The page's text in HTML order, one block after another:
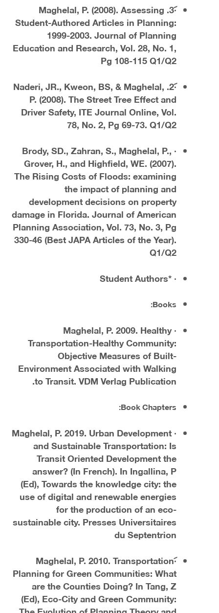
· 3. Maghelal, P. (2008). Assessing
Student-Authored Articles in Planning:
1999-2003. Journal of Planning
Education and Research, Vol. 28, No. 1,
Pg 108-115 Q1/Q2
· 2. Naderi, JR., Kweon, BS, & Maghelal,
P. (2008). The Street Tree Effect and
Driver Safety, ITE Journal Online, Vol.
78, No. 2, Pg 69-73. Q1/Q2
· Brody, SD., Zahran, S., Maghelal, P.,
Grover, H., and Highfield, WE. (2007).
The Rising Costs of Floods: examining
the impact of planning and
development decisions on property
damage in Florida. Journal of American
Planning Association, Vol. 73, No. 3, Pg
330-46 (Best JAPA Articles of the Year).
Q1/Q2
· *Student Authors
Books:
· Maghelal, P. 2009. Healthy
Transportation-Healthy Community:
Objective Measures of Built-
Environment Associated with Walking
to Transit. VDM Verlag Publication.
Book Chapters:
· Maghelal, P. 2019. Urban Development
and Sustainable Transportation: Is
Transit Oriented Development the
answer? (In French). In Ingallina, P
(Ed), Towards the knowledge city: the
use of digital and renewable energies
for the production of an eco-
sustainable city. Presses Universitaires
du Septentrion
· Maghelal, P. 2010. Transportation
Planning for Green Communities: What
are the Counties Doing? In Tang, Z
(Ed), Eco-City and Green Community: